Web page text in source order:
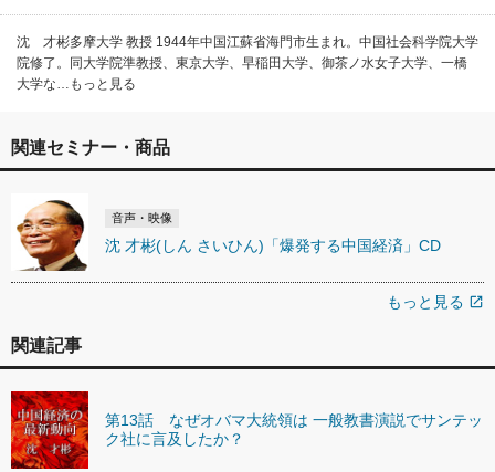
沈 才彬多摩大学 教授 1944年中国江蘇省海門市生まれ。中国社会科学院大学
院修了。同大学院準教授、東京大学、早稲田大学、御茶ノ水女子大学、一橋
大学な…もっと見る
関連セミナー・商品
音声・映像
沈 才彬(しん さいひん)「爆発する中国経済」CD
もっと見る open_in_new
関連記事
第13話 なぜオバマ大統領は 一般教書演説でサンテッ
ク社に言及したか？